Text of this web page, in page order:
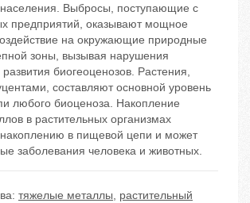
населения. Выбросы, поступающие с
предприятий, оказывают мощное
на окружающие природные
зоны, вызывая нарушения
развития биогеоценозов. Растения,
составляют основной уровень
любого биоценоза. Накопление
в растительных организмах
накоплению в пищевой цепи и может
заболевания человека и животных.
тяжелые металлы, растительный